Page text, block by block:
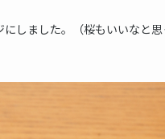
しました。（桜もいいなと思